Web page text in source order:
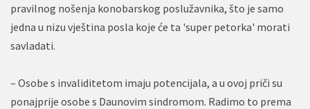
pravilnog nošenja konobarskog poslužavnika, što je samo
jedna u nizu vještina posla koje će ta 'super petorka' morati
savladati.
– Osobe s invaliditetom imaju potencijala, a u ovoj priči su
ponajprije osobe s Daunovim sindromom. Radimo to prema